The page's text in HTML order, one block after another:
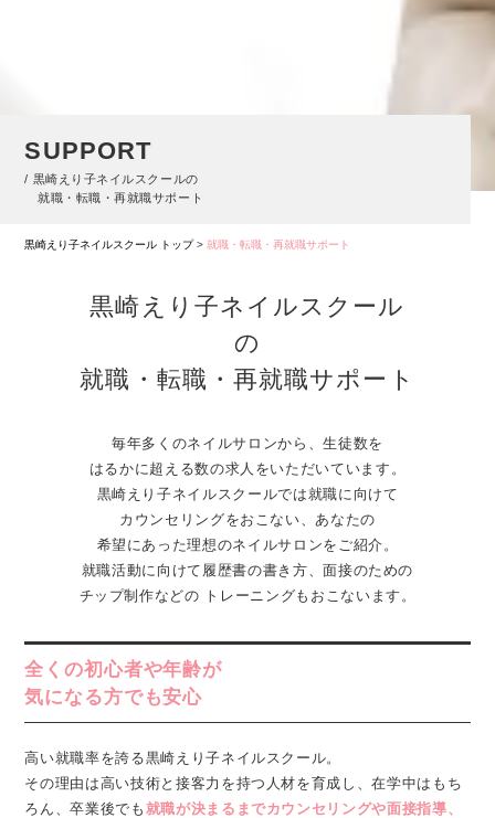
SUPPORT
/ 黒崎えり子ネイルスクールの
就職・転職・再就職サポート
黒崎えり子ネイルスクール トップ> 就職・転職・再就職サポート
黒崎えり子ネイルスクール
の
就職・転職・再就職サポート
毎年多くのネイルサロンから、生徒数を
はるかに超える数の求人をいただいています。
黒崎えり子ネイルスクールでは就職に向けて
カウンセリングをおこない、 あなたの
希望にあった理想のネイルサロンをご紹介。
就職活動に向けて履歴書の書き方、面接のための
チップ制作などの トレーニングもおこないます。
全くの初心者や年齢が
気になる方でも安心
高い就職率を誇る黒崎えり子ネイルスクール。
その理由は高い技術と接客力を持つ人材を育成し、在学中はもち
ろん、卒業後でも 就職が決まるまでカウンセリングや面接指導、